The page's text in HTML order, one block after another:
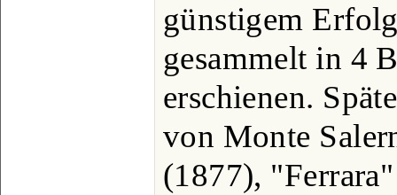
günstigem
gesammelt in 4
erschienen.
von Monte
(1877),